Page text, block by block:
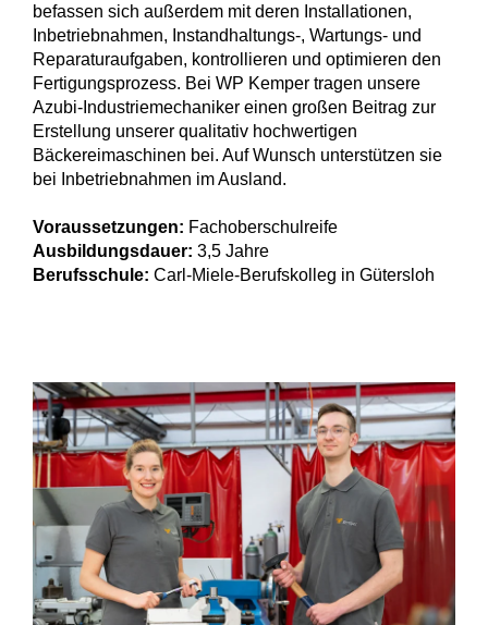
befassen sich außerdem mit deren Installationen,
Inbetriebnahmen, Instandhaltungs-, Wartungs- und
Reparaturaufgaben, kontrollieren und optimieren den
Fertigungsprozess. Bei WP Kemper tragen unsere
Azubi-Industriemechaniker einen großen Beitrag zur
Erstellung unserer qualitativ hochwertigen
Bäckereimaschinen bei. Auf Wunsch unterstützen sie
bei Inbetriebnahmen im Ausland.
Voraussetzungen: Fachoberschulreife
Ausbildungsdauer: 3,5 Jahre
Berufsschule: Carl-Miele-Berufskolleg in Gütersloh